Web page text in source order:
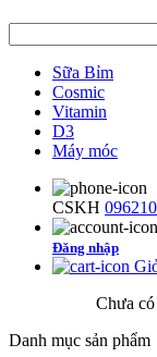
Sữa Bỉm
Cosmic
Vitamin
D3
Máy móc
CSKH
Đăng nhập
Chưa
Danh mục sản phẩm